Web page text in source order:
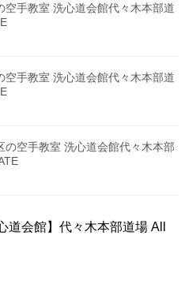
空手教室 洗心道会館代々木本部道
空手教室 洗心道会館代々木本部道
の空手教室 洗心道会館代々木本部
会館】代々木本部道場 All